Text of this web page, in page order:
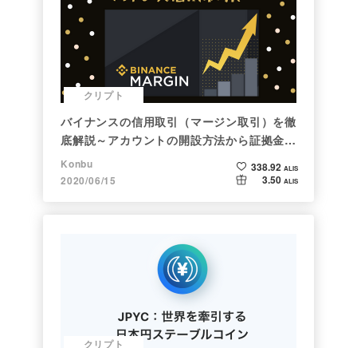
クリプト
バイナンスの信用取引（マージン取引）を徹
底解説～アカウントの開設方法から証拠金計
算例まで～
Konbu
2020/06/15
338.92 ALIS
3.50 ALIS
クリプト